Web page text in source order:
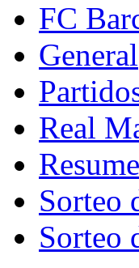
FC
General
Real
Sorteo
Sorteo